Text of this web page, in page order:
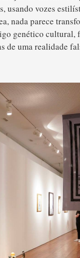
usando vozes
nada parece
genético cultural,
de uma realidade